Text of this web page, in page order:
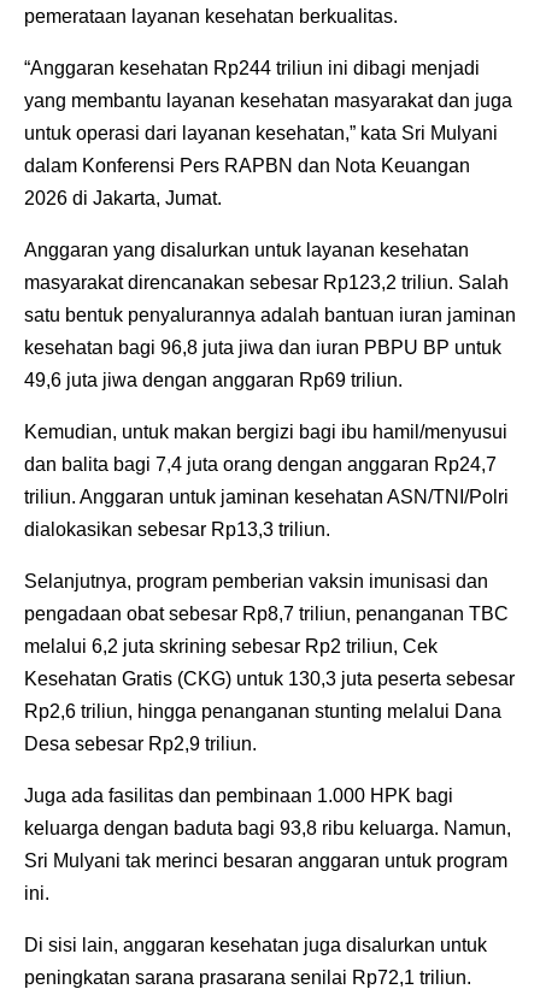
pemerataan layanan kesehatan berkualitas.
“Anggaran kesehatan Rp244 triliun ini dibagi menjadi
yang membantu layanan kesehatan masyarakat dan juga
untuk operasi dari layanan kesehatan,” kata Sri Mulyani
dalam Konferensi Pers RAPBN dan Nota Keuangan
2026 di Jakarta, Jumat.
Anggaran yang disalurkan untuk layanan kesehatan
masyarakat direncanakan sebesar Rp123,2 triliun. Salah
satu bentuk penyalurannya adalah bantuan iuran jaminan
kesehatan bagi 96,8 juta jiwa dan iuran PBPU BP untuk
49,6 juta jiwa dengan anggaran Rp69 triliun.
Kemudian, untuk makan bergizi bagi ibu hamil/menyusui
dan balita bagi 7,4 juta orang dengan anggaran Rp24,7
triliun. Anggaran untuk jaminan kesehatan ASN/TNI/Polri
dialokasikan sebesar Rp13,3 triliun.
Selanjutnya, program pemberian vaksin imunisasi dan
pengadaan obat sebesar Rp8,7 triliun, penanganan TBC
melalui 6,2 juta skrining sebesar Rp2 triliun, Cek
Kesehatan Gratis (CKG) untuk 130,3 juta peserta sebesar
Rp2,6 triliun, hingga penanganan stunting melalui Dana
Desa sebesar Rp2,9 triliun.
Juga ada fasilitas dan pembinaan 1.000 HPK bagi
keluarga dengan baduta bagi 93,8 ribu keluarga. Namun,
Sri Mulyani tak merinci besaran anggaran untuk program
ini.
Di sisi lain, anggaran kesehatan juga disalurkan untuk
peningkatan sarana prasarana senilai Rp72,1 triliun.